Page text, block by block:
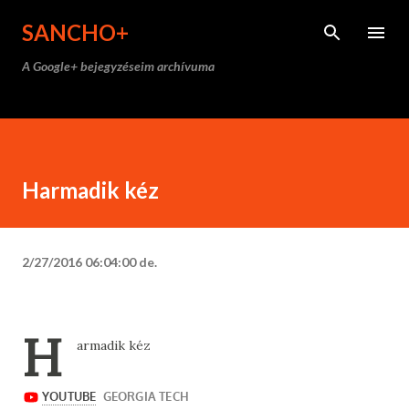
SANCHO+
A Google+ bejegyzéseim archívuma
Harmadik kéz
2/27/2016 06:04:00 de.
H armadik kéz